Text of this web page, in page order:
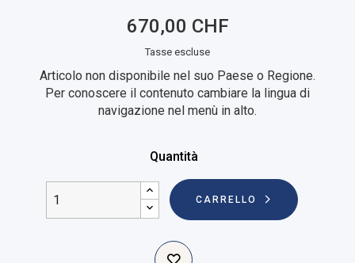
670,00 CHF
Tasse escluse
Articolo non disponibile nel suo Paese o Regione.
Per conoscere il contenuto cambiare la lingua di
navigazione nel menù in alto.
Quantità
CARRELLO